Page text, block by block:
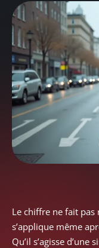
Le chiffre ne fait pas
s’applique même
Qu’il s’agisse